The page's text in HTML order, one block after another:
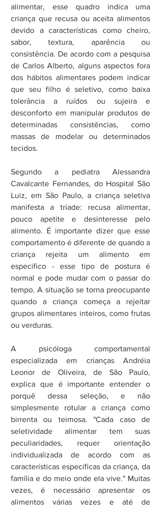
alimentar, esse quadro indica uma
criança que recusa ou aceita alimentos
devido a características como cheiro,
sabor, textura, aparência ou
consistência. De acordo com a pesquisa
de Carlos Alberto, alguns aspectos fora
dos hábitos alimentares podem indicar
que seu filho é seletivo, como baixa
tolerância a ruídos ou sujeira e
desconforto em manipular produtos de
determinadas consistências, como
massas de modelar ou determinados
tecidos.
Segundo a pediatra Alessandra
Cavalcante Fernandes, do Hospital São
Luiz, em São Paulo, a criança seletiva
manifesta a tríade: recusa alimentar,
pouco apetite e desinteresse pelo
alimento. É importante dizer que esse
comportamento é diferente de quando a
criança rejeita um alimento em
especifico - esse tipo de postura é
normal e pode mudar com o passar do
tempo. A situação se torna preocupante
quando a criança começa a rejeitar
grupos alimentares inteiros, como frutas
ou verduras.
A psicóloga comportamental
especializada em crianças Andréia
Leonor de Oliveira, de São Paulo,
explica que é importante entender o
porquê dessa seleção, e não
simplesmente rotular a criança como
birrenta ou teimosa. "Cada caso de
seletividade alimentar tem suas
peculiaridades, requer orientação
individualizada de acordo com as
características específicas da criança, da
família e do meio onde ela vive." Muitas
vezes, é necessário apresentar os
alimentos várias vezes e até de